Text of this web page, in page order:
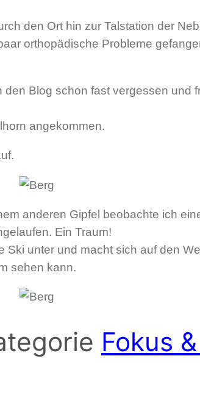
den Ort hin zur Talstation der
orthopädische Probleme
Blog schon fast vergessen und
angekommen.
anderen Gipfel beobachte ich
Ein Traum!
unter und macht sich auf den
sehen kann.
Fokus